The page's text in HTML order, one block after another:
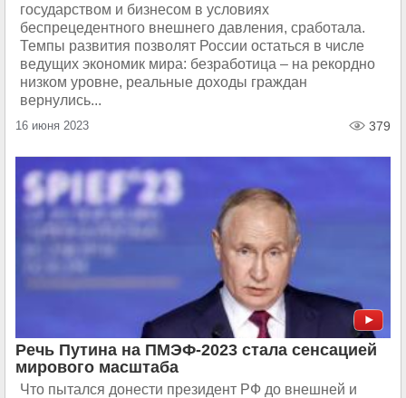
государством и бизнесом в условиях
беспрецедентного внешнего давления, сработала.
Темпы развития позволят России остаться в числе
ведущих экономик мира: безработица – на рекордно
низком уровне, реальные доходы граждан
вернулись...
16 июня 2023 379
Речь Путина на ПМЭФ-2023 стала сенсацией
мирового масштаба
Что пытался донести президент РФ до внешней и